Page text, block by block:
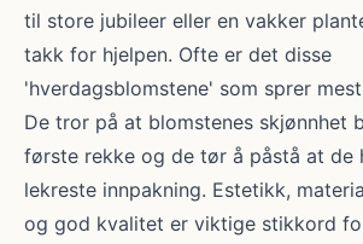
til store jubileer eller en vakker
takk for hjelpen. Ofte er det disse
'hverdagsblomstene' som sprer
De tror på at blomstenes skjønnhet
første rekke og de tør å påstå at de
lekreste innpakning. Estetikk,
og god kvalitet er viktige stikkord